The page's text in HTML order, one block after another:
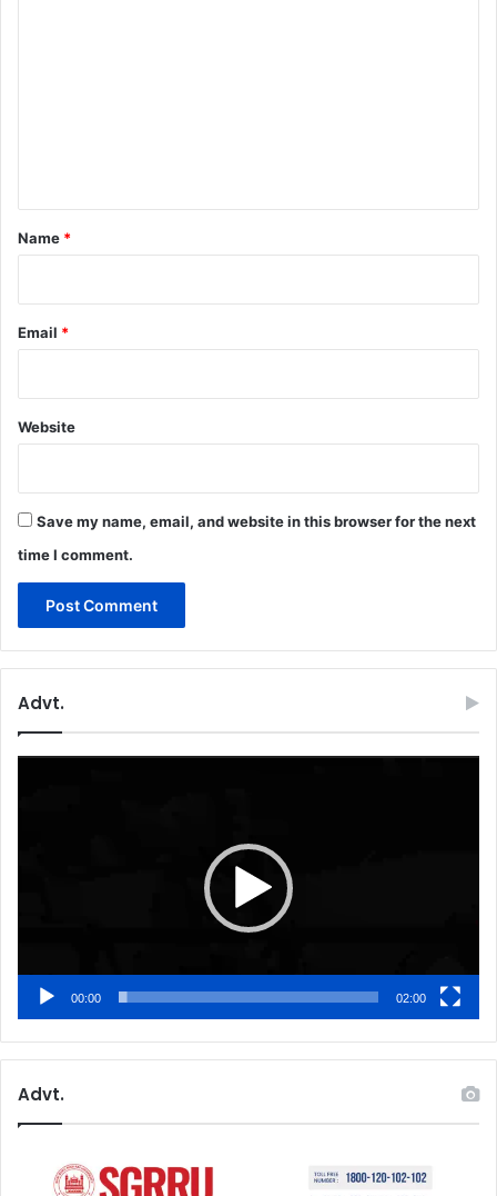
*
Name *
Email *
Website
Save my name, email, and website in this browser for the next
time I comment.
Advt.
00:00 02:00
Advt.